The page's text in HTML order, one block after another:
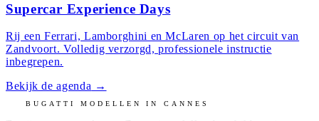
Supercar Experience Days
Rij een Ferrari, Lamborghini en McLaren op het circuit van
Zandvoort. Volledig verzorgd, professionele instructie
inbegrepen.
Bekijk de agenda →
BUGATTI MODELLEN INCANNES